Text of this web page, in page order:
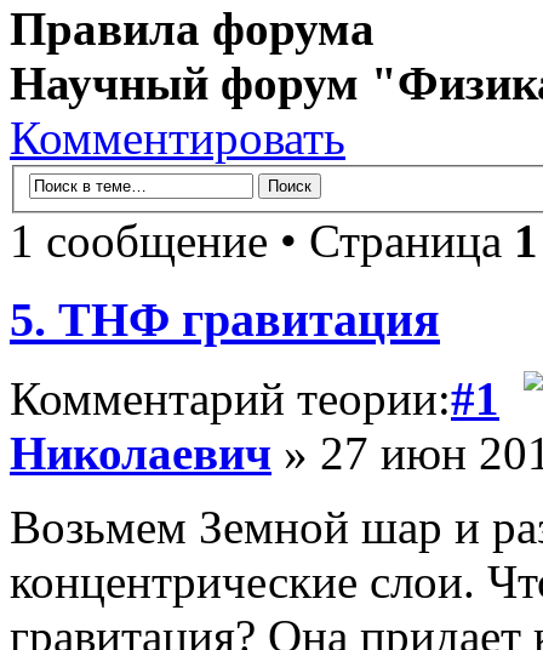
Правила форума
Научный форум
Комментировать
1 сообщение • Страница 1
5. ТНФ гравитация
Комментарий теории:#1
Николаевич » 27 июн
Возьмем Земной шар и
концентрические слои.
гравитация? Она